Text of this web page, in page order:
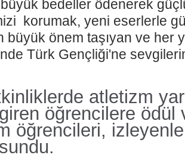
bedeller ödenerek
korumak, yeni eserlerle
büyük önem taşıyan ve her
Türk Gençliği'ne
atletizm
öğrencilere ödül
öğrencileri,